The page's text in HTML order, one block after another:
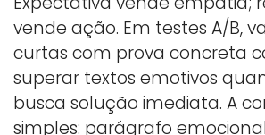
vende ação. Em testes A/B,
curtas com prova concreta
superar textos emotivos
busca solução imediata. A
simples: parágrafo